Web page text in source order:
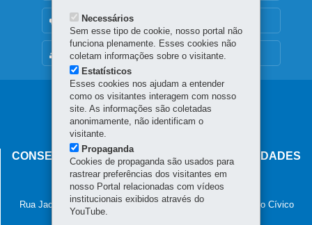
MAPA DO SITE
OUVIDORIA
Navegação
principal
CONSELHO ESTADUAL DE POVOS E COMUNIDADES
TRADICIONAIS
Palácio das Araucárias
Rua Jacy Loureiro de Campos, s/n - 2º Andar - Ala A - Centro Cívico
80530-915
Necessários
Sem esse tipo de cookie, nosso portal não
funciona plenamente. Esses cookies não
coletam informações sobre o visitante.
Estatísticos
Esses cookies nos ajudam a entender
como os visitantes interagem com nosso
site. As informações são coletadas
anonimamente, não identificam o
visitante.
Propaganda
Cookies de propaganda são usados para
rastrear preferências dos visitantes em
nosso Portal relacionadas com vídeos
institucionais exibidos através do
YouTube.